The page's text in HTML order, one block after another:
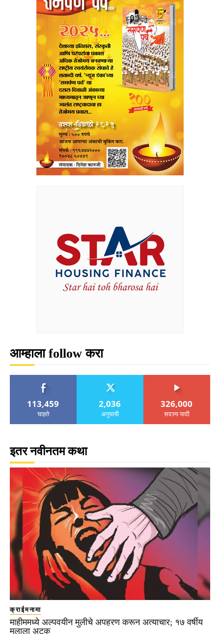
आम्हाला follow करा
113,459
चाहते
2,036
अनुयायी
326,000
सदस्य यादी
इतर नवीनतम कथा
क्राईमनामा
माहीममध्ये अल्पवयीन मुलीचे अपहरण करून अत्याचार; १७ वर्षीय
मुलाला अटक